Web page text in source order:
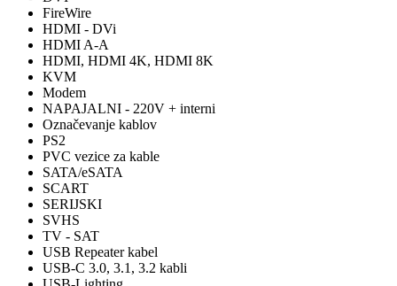
FireWire
HDMI - DVi
HDMI A-A
HDMI, HDMI 4K, HDMI 8K
KVM
Modem
NAPAJALNI - 220V + interni
Označevanje kablov
PS2
PVC vezice za kable
SATA/eSATA
SCART
SERIJSKI
SVHS
TV - SAT
USB Repeater kabel
USB-C 3.0, 3.1, 3.2 kabli